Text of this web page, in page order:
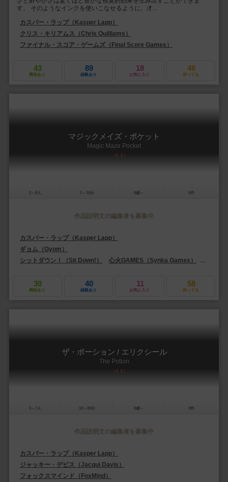
す。 そのようなインクを使いこなせるように、才...
カスパー・ラップ（Kasper Lapp）
クリス・キリアムス（Chris Quilliams）
ファイナル・スコア・ゲームズ（Final Score Games）
43
興味あり
89
経験あり
18
お気に入り
46
持ってる
マジックメイズ・ポケット
Magic Maze Pocket
6.3
2～8人 1～15分 8歳～ 0件
作品説明文の編集者を募集中
カスパー・ラップ（Kasper Lapp）
ギョム（Gyom）
シットダウン！（Sit Down!）
心火GAMES（Synka Games） ペガサ
30
興味あり
40
経験あり
11
お気に入り
58
持ってる
ザ・ポーション / エリクシール
The Potion
6.0
3～7人 10～20分 8歳～ 3件
作品説明文の編集者を募集中
カスパー・ラップ（Kasper Lapp）
ジャッキー・デビス（Jacqui Davis）
フォックスマインド（FoxMind）